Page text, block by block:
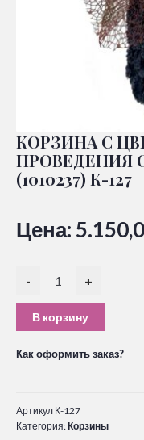
КОРЗИНА С
ПРОВЕДЕНИЯ
(1010237) К-127
Цена:
- +
В корзину
Как оформить заказ?
Артикул К-127
Категория:Корзины